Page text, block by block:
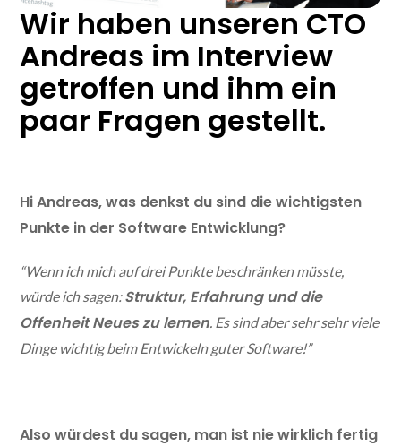
Wir haben unseren CTO
Andreas im Interview
getroffen und ihm ein
paar Fragen gestellt.
Hi Andreas, was denkst du sind die wichtigsten
Punkte in der Software Entwicklung?
“Wenn ich mich auf drei Punkte beschränken müsste,
würde ich sagen:Struktur, Erfahrung und die
Offenheit Neues zu lernen . Es sind aber sehr sehr viele
Dinge wichtig beim Entwickeln guter Software!”
Also würdest du sagen, man ist nie wirklich fertig